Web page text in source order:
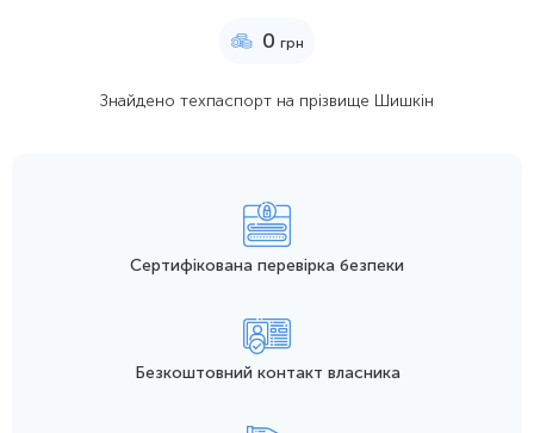
0 грн
Знайдено техпаспорт на прізвище Шишкін
Сертифікована перевірка безпеки
Безкоштовний контакт власника